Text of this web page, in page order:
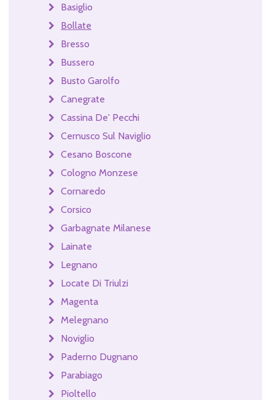
Basiglio
Bollate
Bresso
Bussero
Busto Garolfo
Canegrate
Cassina De' Pecchi
Cernusco Sul Naviglio
Cesano Boscone
Cologno Monzese
Cornaredo
Corsico
Garbagnate Milanese
Lainate
Legnano
Locate Di Triulzi
Magenta
Melegnano
Noviglio
Paderno Dugnano
Parabiago
Pioltello